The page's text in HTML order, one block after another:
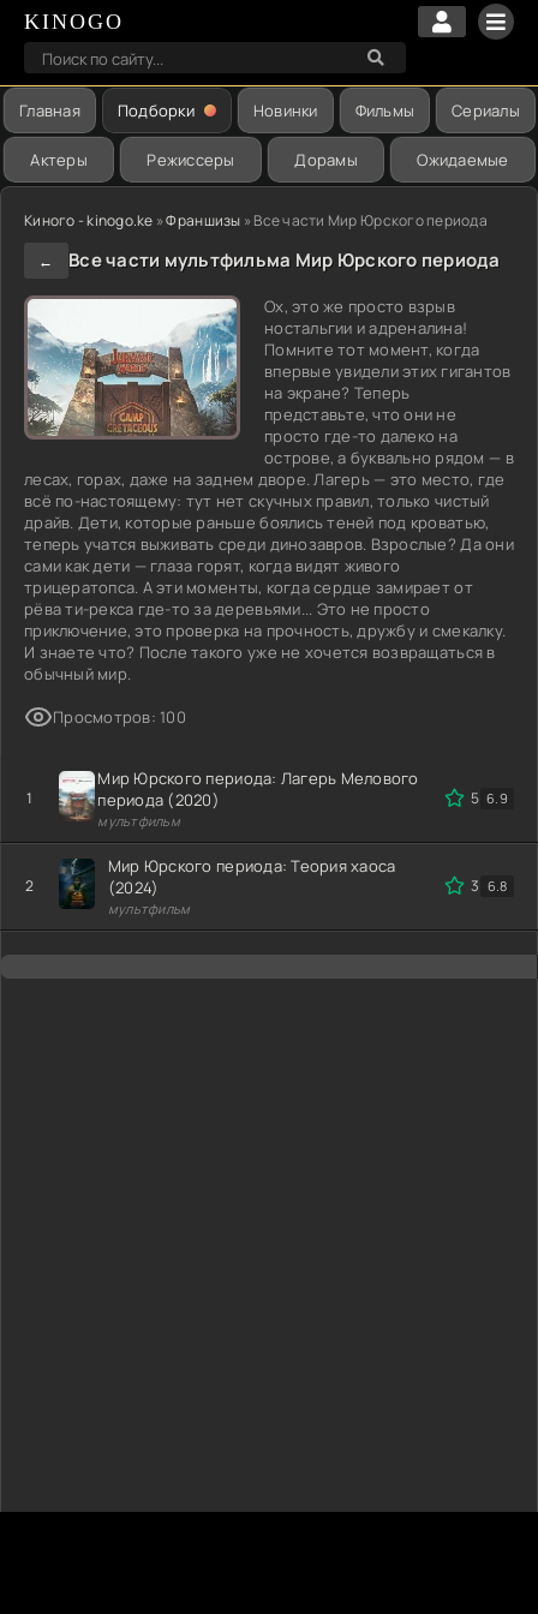
KINOGO
Главная Подборки Новинки Фильмы Сериалы
Актеры Режиссеры Дорамы Ожидаемые
Киного - kinogo.ke »Франшизы » Все части Мир Юрского периода
←
Все части мультфильма Мир Юрского периода
Ох, это же просто взрыв
ностальгии и адреналина!
Помните тот момент, когда
впервые увидели этих гигантов
на экране? Теперь
представьте, что они не
просто где-то далеко на
острове, а буквально рядом — в
лесах, горах, даже на заднем дворе. Лагерь — это место, где
всё по-настоящему: тут нет скучных правил, только чистый
драйв. Дети, которые раньше боялись теней под кроватью,
теперь учатся выживать среди динозавров. Взрослые? Да они
сами как дети — глаза горят, когда видят живого
трицератопса. А эти моменты, когда сердце замирает от
рёва ти-рекса где-то за деревьями... Это не просто
приключение, это проверка на прочность, дружбу и смекалку.
И знаете что? После такого уже не хочется возвращаться в
обычный мир.
Просмотров: 100
1
Мир Юрского периода: Лагерь Мелового
периода (2020)
мультфильм
5 6.9
2
Мир Юрского периода: Теория хаоса
(2024)
мультфильм
3.76.8